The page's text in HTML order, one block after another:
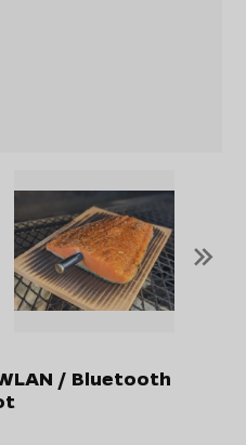
»
/ Bluetooth